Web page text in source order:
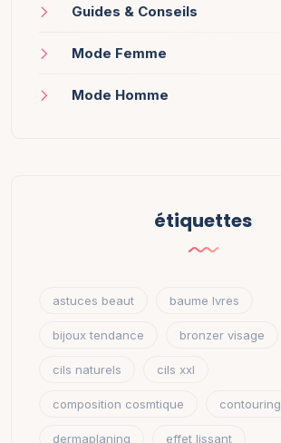
Guides & Conseils
Mode Femme
Mode Homme
étiquettes
astuces beaut baume lvres
bijoux tendance bronzer visage
cils naturels cils xxl
composition cosmtique contouring
dermaplaning effet lissant